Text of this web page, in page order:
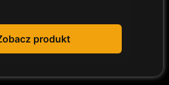
produkt